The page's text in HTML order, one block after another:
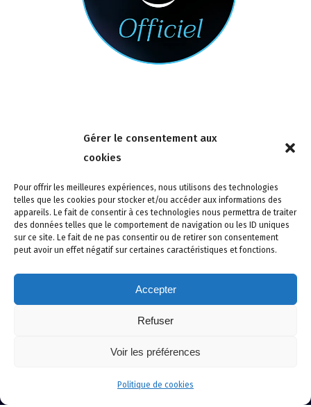
Gérer le consentement aux
cookies
Pour offrir les meilleures expériences, nous utilisons des technologies
telles que les cookies pour stocker et/ou accéder aux informations des
appareils. Le fait de consentir à ces technologies nous permettra de traiter
des données telles que le comportement de navigation ou les ID uniques
sur ce site. Le fait de ne pas consentir ou de retirer son consentement
peut avoir un effet négatif sur certaines caractéristiques et fonctions.
Accepter
Refuser
Voir les préférences
Politique de cookies
4 rue de la Tour 85150 Les Achards
Politique de confidentialité -
© Copyright 2024 Atlantic Confort Sécurité